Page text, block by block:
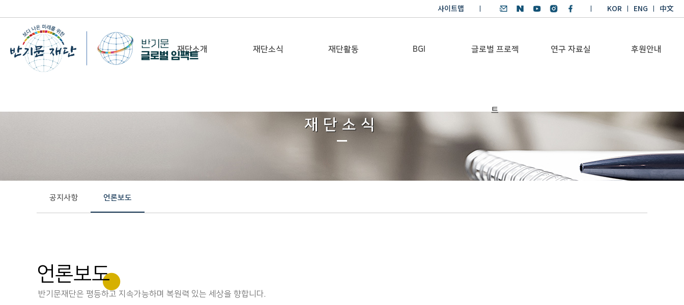
사이트맵 KOR ENG 中文
재단소개 재단소식 재단활동 BGI 글로벌 프로젝
트
연구 자료실 후원안내
행사
갤러리
Platform
Trans-Pacific
Sustainability
Dialogue
SDGs 영어 에세이
기후환경리더
양성과정 수상작
재단소식
공지사항 언론보도
언론보도
반기문재단은 평등하고 지속가능하며 복원력 있는 세상을 향합니다.